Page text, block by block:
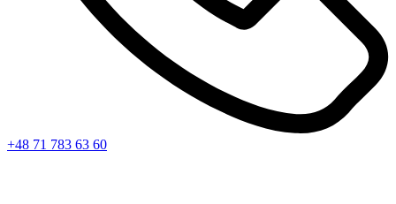
+48 71 783 63 60